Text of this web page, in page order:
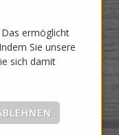
ermöglicht
Sie unsere
sich damit